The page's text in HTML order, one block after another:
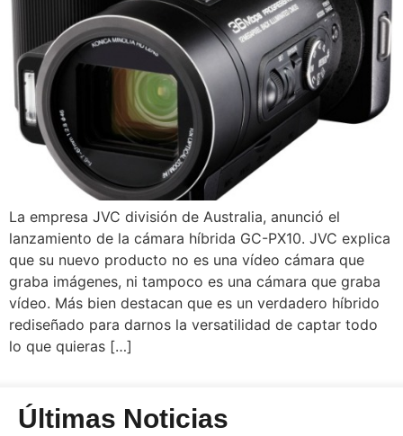
La empresa JVC división de Australia, anunció el
lanzamiento de la cámara híbrida GC-PX10. JVC explica
que su nuevo producto no es una vídeo cámara que
graba imágenes, ni tampoco es una cámara que graba
vídeo. Más bien destacan que es un verdadero híbrido
rediseñado para darnos la versatilidad de captar todo
lo que quieras […]
Últimas Noticias